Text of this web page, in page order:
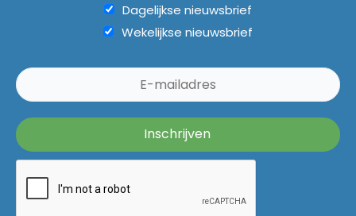
Dagelijkse nieuwsbrief
Wekelijkse nieuwsbrief